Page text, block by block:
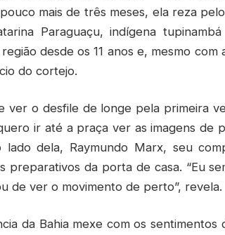
mais de três meses, ela reza
Paraguaçu, indígena
desde os 11 anos e, mesmo
do cortejo.
ver o desfile de longe pela primeira
ir até a praça ver as imagens de
lado dela, Raymundo Marx, seu
preparativos da porta de casa. “Eu
de ver o movimento de perto”, revela.
da Bahia mexe com os